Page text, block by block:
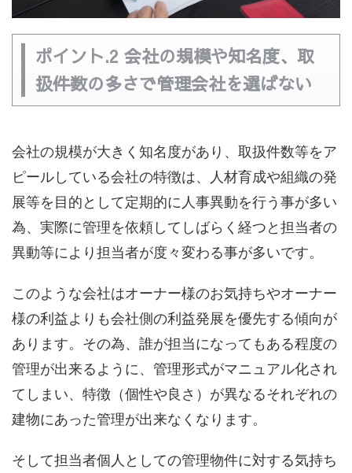
ポイント.2 会社の規模や知名度、取
扱件数の多さで管理会社を選ばない
会社の規模が大きく知名度があり、取扱件数等をア
ピールしている会社の特徴は、人材育成や組織の発
展等を目的として定期的に人事異動を行う事が多い
為、実際に管理を依頼してしばらく経つと担当者の
異動等により担当者が度々変わる事が多いです。
このような会社はオーナー様のお気持ちやオーナー
様の利益よりも会社側の利益発展を優先する傾向が
あります。その為、誰が担当になってもある程度の
管理が出来るように、管理形式がマニュアル化され
てしまい、特徴（個性や良さ）が異なるそれぞれの
建物にあった管理が出来なくなります。
そして担当者個人としての管理物件に対する気持ち